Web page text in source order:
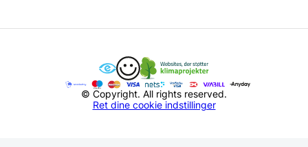
© Copyright. All rights reserved.
Ret dine cookie indstillinger